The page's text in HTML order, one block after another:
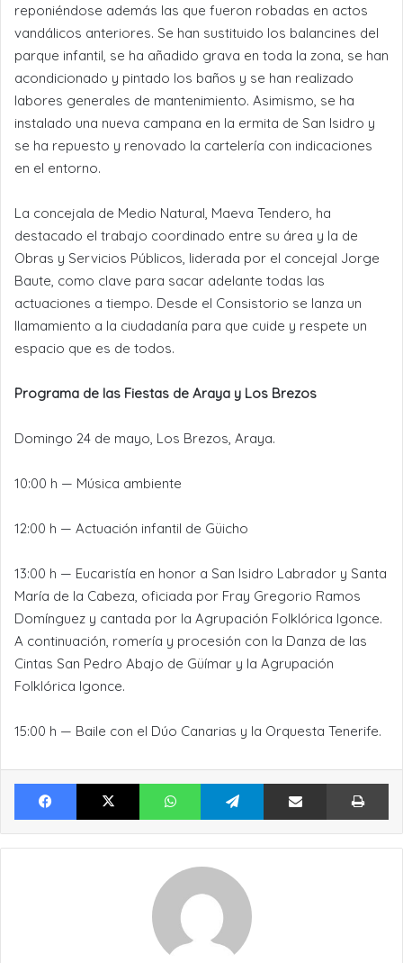
reponiéndose además las que fueron robadas en actos
vandálicos anteriores. Se han sustituido los balancines del
parque infantil, se ha añadido grava en toda la zona, se han
acondicionado y pintado los baños y se han realizado
labores generales de mantenimiento. Asimismo, se ha
instalado una nueva campana en la ermita de San Isidro y
se ha repuesto y renovado la cartelería con indicaciones
en el entorno.
La concejala de Medio Natural, Maeva Tendero, ha
destacado el trabajo coordinado entre su área y la de
Obras y Servicios Públicos, liderada por el concejal Jorge
Baute, como clave para sacar adelante todas las
actuaciones a tiempo. Desde el Consistorio se lanza un
llamamiento a la ciudadanía para que cuide y respete un
espacio que es de todos.
Programa de las Fiestas de Araya y Los Brezos
Domingo 24 de mayo, Los Brezos, Araya.
10:00 h — Música ambiente
12:00 h — Actuación infantil de Güicho
13:00 h — Eucaristía en honor a San Isidro Labrador y Santa
María de la Cabeza, oficiada por Fray Gregorio Ramos
Domínguez y cantada por la Agrupación Folklórica Igonce.
A continuación, romería y procesión con la Danza de las
Cintas San Pedro Abajo de Güímar y la Agrupación
Folklórica Igonce.
15:00 h — Baile con el Dúo Canarias y la Orquesta Tenerife.
Facebook X WhatsApp Telegram Compartir por Email